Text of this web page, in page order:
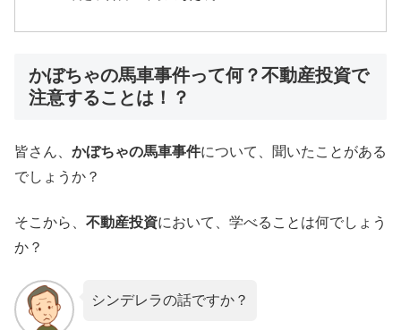
かぼちゃの馬車事件って何？不動産投資で
注意することは！？
皆さん、 かぼちゃの馬車事件について、聞いたことがある
でしょうか？
そこから、 不動産投資において、学べることは何でしょう
か？
シンデレラの話ですか？